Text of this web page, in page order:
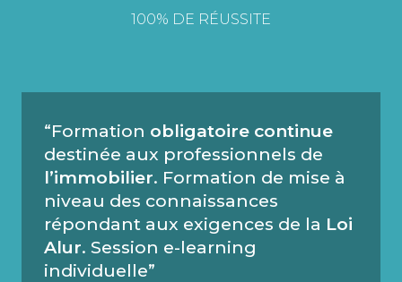
100% DE RÉUSSITE
“Formation obligatoire continue
destinée aux professionnels de
l’immobilier. Formation de mise à
niveau des connaissances
répondant aux exigences de la Loi
Alur. Session e-learning
individuelle”